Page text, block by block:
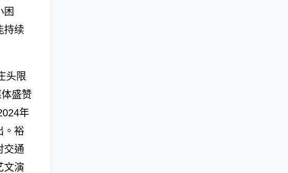
困
持续
头限
盛赞
年
。裕
交通
文演